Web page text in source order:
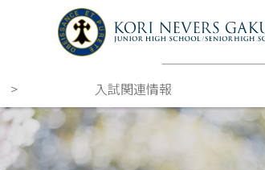
入試関連情報